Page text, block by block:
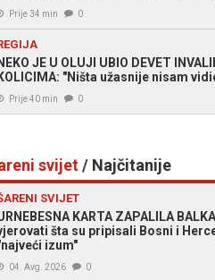
Prije 34 min 0
JE U OLUJI UBIO DEVET
"Ništa užasnije nisam
Prije 40 min 0
svijet/ Najčitanije
SVIJET
KARTA ZAPALILA
šta su pripisali Bosni i
izum"
04. Avg. 2026 0